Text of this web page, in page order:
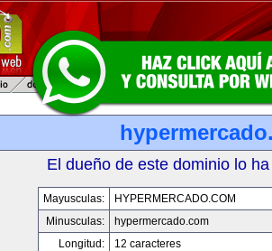
El dueño de este dominio lo
Mayusculas:
HYPERMERCADO.COM
Minusculas:
hypermercado.com
Longitud:
12 caracteres